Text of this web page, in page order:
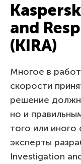
and
(KIRA)
Многое в
скорости
решение
но и
того или
эксперты
Investigation